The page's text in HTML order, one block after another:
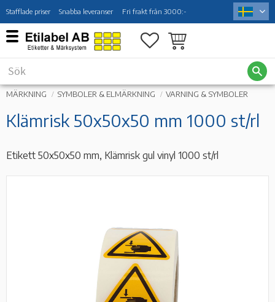
Meny
Stafflade priser Snabba leveranser Fri frakt från 3000:-
Favoriter
Kundvagn
MÄRKNING SYMBOLER & ELMÄRKNING VARNING & SYMBOLER
Klämrisk 50x50x50 mm 1000 st/rl
Etikett 50x50x50 mm, Klämrisk gul vinyl 1000 st/rl